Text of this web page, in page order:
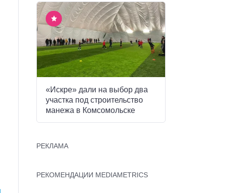
«Искре» дали на выбор два
участка под строительство
манежа в Комсомольске
РЕКЛАМА
РЕКОМЕНДАЦИИ MEDIAMETRICS